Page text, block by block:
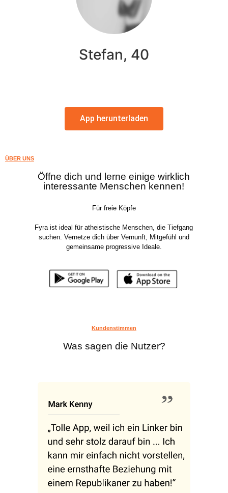
Stefan, 40
App herunterladen
ÜBER UNS
Öffne dich und lerne einige wirklich
interessante Menschen kennen!
Für freie Köpfe
Fyra ist ideal für atheistische Menschen, die Tiefgang
suchen. Vernetze dich über Vernunft, Mitgefühl und
gemeinsame progressive Ideale.
Kundenstimmen
Was sagen die Nutzer?